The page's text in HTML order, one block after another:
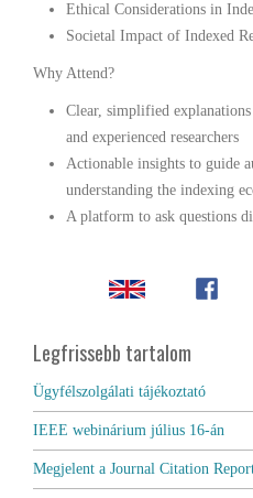
Ethical Considerations in
Societal Impact of Indexed
Why Attend?
Clear, simplified
and experienced researchers
Actionable insights to guide
understanding the indexing
A platform to ask questions
Legfrissebb tartalom
Ügyfélszolgálati tájékoztató
IEEE webinárium július 16-án
Megjelent a Journal Citation